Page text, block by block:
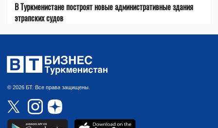
В Туркменистане построят новые административные здания
этрапских судов
© 2026 БТ. Все права защищены.